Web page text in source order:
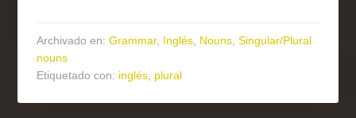
Archivado en:Grammar, Inglés, Nouns,Singular/Plural
nouns
Etiquetado con: inglés, plural